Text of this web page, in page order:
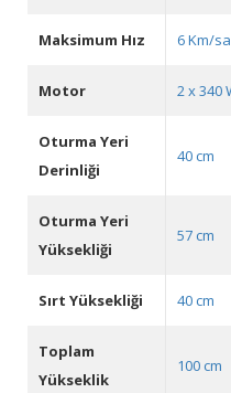
Maksimum Hız 6 Km/sa
Motor 2 x 340
Oturma Yeri
Derinliği
40 cm
Oturma Yeri
Yüksekliği
57 cm
Sırt Yüksekliği 40 cm
Toplam
Yükseklik
100 cm